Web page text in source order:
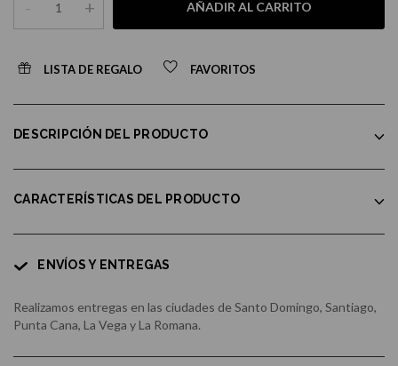
- + AÑADIR AL CARRITO
LISTA DE REGALO FAVORITOS
DESCRIPCIÓN DEL PRODUCTO
CARACTERÍSTICAS DEL PRODUCTO
ENVÍOS Y ENTREGAS
Realizamos entregas en las ciudades de Santo Domingo, Santiago,
Punta Cana, La Vega y La Romana.